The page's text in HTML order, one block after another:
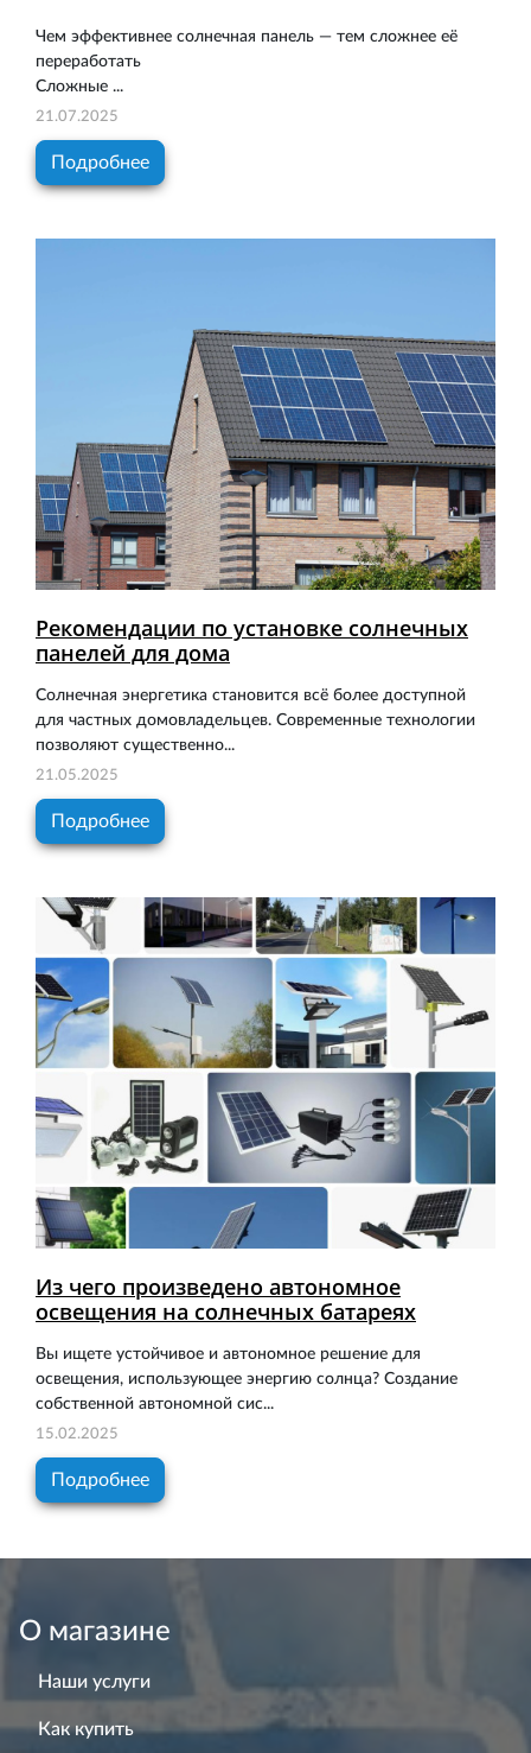
Чем эффективнее солнечная панель — тем сложнее её
переработать
Сложные ...
21.07.2025
Подробнее
Рекомендации по установке солнечных
панелей для дома
Солнечная энергетика становится всё более доступной
для частных домовладельцев. Современные технологии
позволяют существенно...
21.05.2025
Подробнее
Из чего произведено автономное
освещения на солнечных батареях
Вы ищете устойчивое и автономное решение для
освещения, использующее энергию солнца? Создание
собственной автономной сис...
15.02.2025
Подробнее
О магазине
Наши услуги
Как купить